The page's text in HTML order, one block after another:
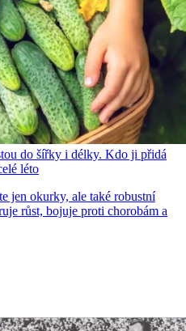
do šířky i délky. Kdo ji přidá
léto
jen okurky, ale také robustní
růst, bojuje proti chorobám a